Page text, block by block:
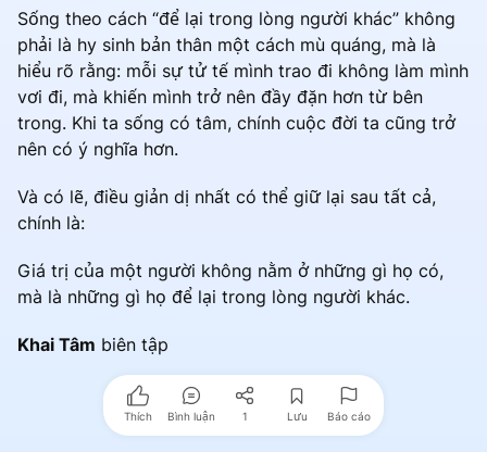
Sống theo cách “để lại trong lòng người khác” không
phải là hy sinh bản thân một cách mù quáng, mà là
hiểu rõ rằng: mỗi sự tử tế mình trao đi không làm mình
vơi đi, mà khiến mình trở nên đầy đặn hơn từ bên
trong. Khi ta sống có tâm, chính cuộc đời ta cũng trở
nên có ý nghĩa hơn.
Và có lẽ, điều giản dị nhất có thể giữ lại sau tất cả,
chính là:
Giá trị của một người không nằm ở những gì họ có,
mà là những gì họ để lại trong lòng người khác.
Khai Tâm biên tập
Thích Bình luận 1 Lưu Báo cáo